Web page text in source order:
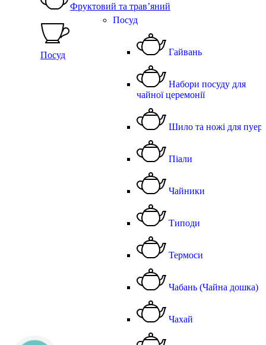
Фруктовий та трав’яний
Посуд
Посуд
Гайвань
Набори посуду для
чайної церемонії
Шило та ножі для
Піали
Чайники
Типоди
Термоси
Чабань (Чайна дошка)
Чахай